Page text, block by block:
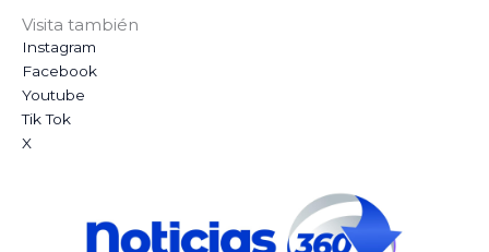
Visita también
Instagram
Facebook
Youtube
Tik Tok
X